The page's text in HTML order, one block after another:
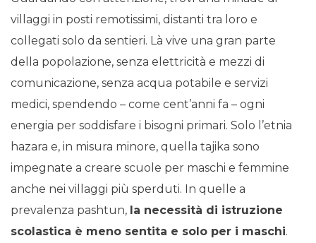
villaggi in posti remotissimi, distanti tra loro e
collegati solo da sentieri. Là vive una gran parte
della popolazione, senza elettricità e mezzi di
comunicazione, senza acqua potabile e servizi
medici, spendendo – come cent’anni fa – ogni
energia per soddisfare i bisogni primari. Solo l’etnia
hazara e, in misura minore, quella tajika sono
impegnate a creare scuole per maschi e femmine
anche nei villaggi più sperduti. In quelle a
prevalenza pashtun, la necessità di istruzione
scolastica è meno sentita e solo per i maschi.